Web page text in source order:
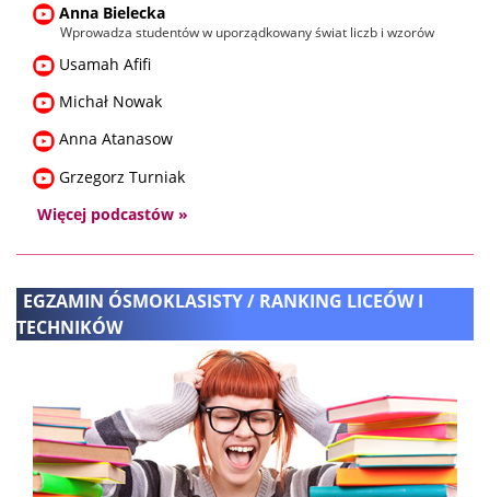
Anna Bielecka
Wprowadza studentów w uporządkowany świat liczb i wzorów
Usamah Afifi
Michał Nowak
Anna Atanasow
Grzegorz Turniak
Więcej podcastów »
EGZAMIN ÓSMOKLASISTY / RANKING LICEÓW I
TECHNIKÓW